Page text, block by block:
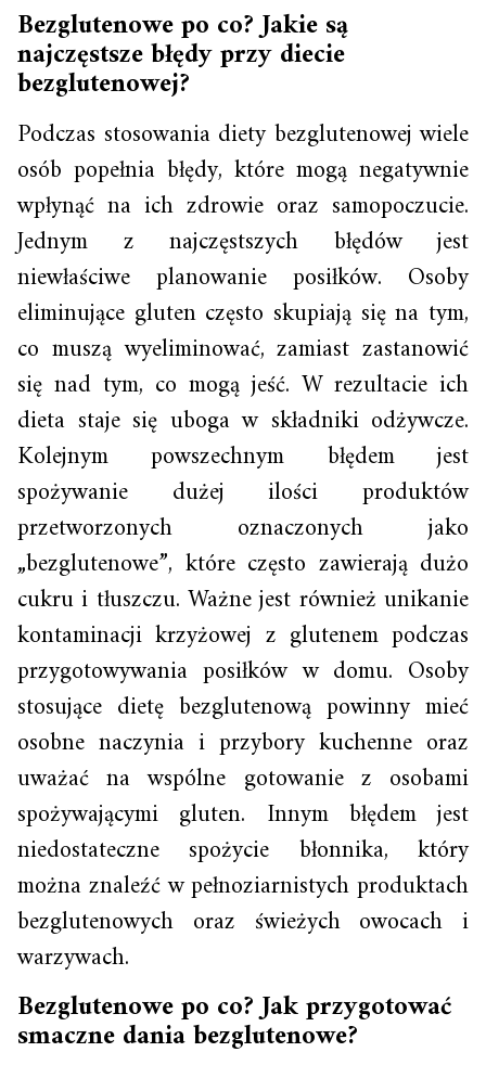
Bezglutenowe po co? Jakie są
najczęstsze błędy przy diecie
bezglutenowej?
Podczas stosowania diety bezglutenowej wiele
osób popełnia błędy, które mogą negatywnie
wpłynąć na ich zdrowie oraz samopoczucie.
Jednym z najczęstszych błędów jest
niewłaściwe planowanie posiłków. Osoby
eliminujące gluten często skupiają się na tym,
co muszą wyeliminować, zamiast zastanowić
się nad tym, co mogą jeść. W rezultacie ich
dieta staje się uboga w składniki odżywcze.
Kolejnym powszechnym błędem jest
spożywanie dużej ilości produktów
przetworzonych oznaczonych jako
„bezglutenowe”, które często zawierają dużo
cukru i tłuszczu. Ważne jest również unikanie
kontaminacji krzyżowej z glutenem podczas
przygotowywania posiłków w domu. Osoby
stosujące dietę bezglutenową powinny mieć
osobne naczynia i przybory kuchenne oraz
uważać na wspólne gotowanie z osobami
spożywającymi gluten. Innym błędem jest
niedostateczne spożycie błonnika, który
można znaleźć w pełnoziarnistych produktach
bezglutenowych oraz świeżych owocach i
warzywach.
Bezglutenowe po co? Jak przygotować
smaczne dania bezglutenowe?